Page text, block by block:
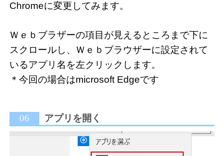
Chromeに変更してみます。
Ｗｅｂブラザーの項目が見えるところまで下に
スクロールし、Ｗｅｂブラウザーに設定されて
いるアプリ名を左クリックします。
＊今回の場合はmicrosoft Edgeです
06 アプリを開く